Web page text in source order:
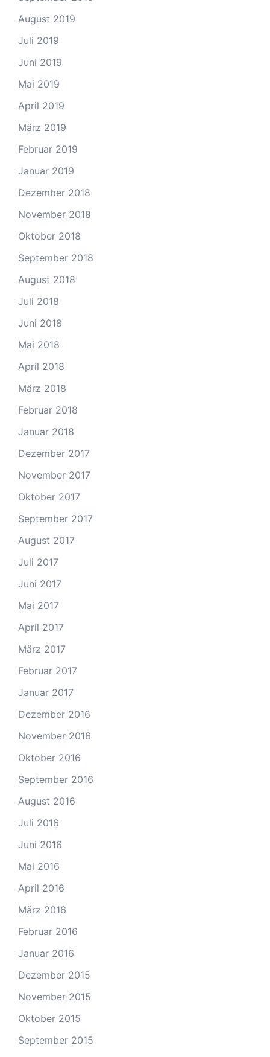
August 2019
Juli 2019
Juni 2019
Mai 2019
April 2019
März 2019
Februar 2019
Januar 2019
Dezember 2018
November 2018
Oktober 2018
September 2018
August 2018
Juli 2018
Juni 2018
Mai 2018
April 2018
März 2018
Februar 2018
Januar 2018
Dezember 2017
November 2017
Oktober 2017
September 2017
August 2017
Juli 2017
Juni 2017
Mai 2017
April 2017
März 2017
Februar 2017
Januar 2017
Dezember 2016
November 2016
Oktober 2016
September 2016
August 2016
Juli 2016
Juni 2016
Mai 2016
April 2016
März 2016
Februar 2016
Januar 2016
Dezember 2015
November 2015
Oktober 2015
September 2015